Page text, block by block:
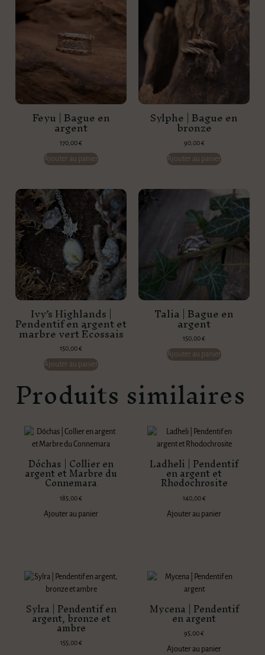
Feyu | Bague en
argent
170,00€
Ajouter au panier
Sylphe | Bague en
bronze
90,00€
Ajouter au panier
Ivy’s Highlands |
Pendentif en argent et
marbre vert Écossais
150,00€
Ajouter au panier
Talia | Bague en
argent
150,00€
Ajouter au panier
Produits similaires
Dóchas | Collier en
argent et Marbre du
Connemara
185,00€
Ajouter au panier
Ladheli | Pendentif
en argent et
Rhodochrosite
140,00€
Ajouter au panier
Sylra | Pendentif en
argent, bronze et
ambre
155,00€
Mycena | Pendentif
en argent
95,00€
Ajouter au panier